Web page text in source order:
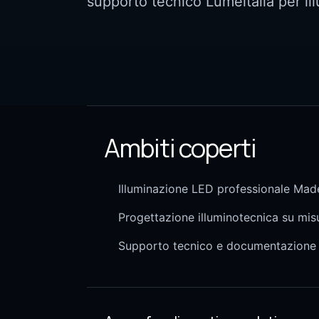
Ambiti coperti
Illuminazione LED professionale
Progettazione illuminotecnica su
Supporto tecnico e